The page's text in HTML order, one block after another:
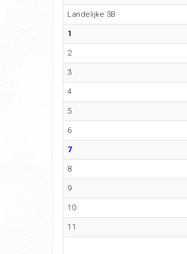
Landelijke 3B
1
2
3
4
5
6
7
8
9
10
11